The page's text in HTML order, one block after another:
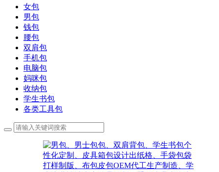
女包
男包
钱包
腰包
双肩包
手机包
电脑包
妈咪包
收纳包
学生书包
各类工具包